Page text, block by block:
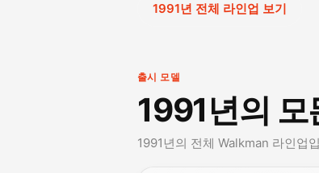
1991년 전체 라인업 보기
출시 모델
1991년의
1991년의 전체 Walkman 라인업